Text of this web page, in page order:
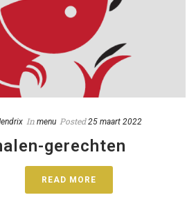
In menu Posted 25 maart 2022
gerechten
READ MORE